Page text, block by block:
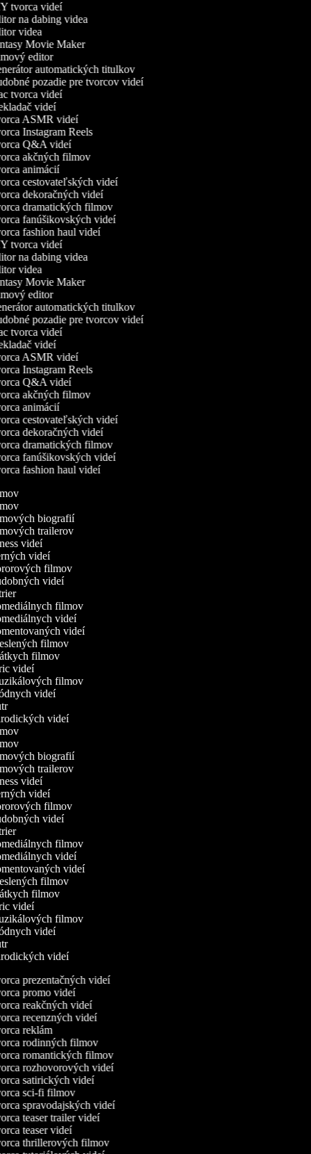
tvorca videí
na dabing videa
videa
Movie Maker
editor
automatických titulkov
pozadie pre tvorcov videí
tvorca videí
videí
ASMR videí
Instagram Reels
Q&A videí
akčných filmov
animácií
cestovateľských videí
dekoračných videí
dramatických filmov
fanúšikovských videí
fashion haul videí
tvorca videí
na dabing videa
videa
Movie Maker
editor
automatických titulkov
pozadie pre tvorcov videí
tvorca videí
videí
ASMR videí
Instagram Reels
Q&A videí
akčných filmov
animácií
cestovateľských videí
dekoračných videí
dramatických filmov
fanúšikovských videí
fashion haul videí
biografií
trailerov
videí
videí
filmov
videí
filmov
videí
videí
filmov
filmov
videí
filmov
videí
videí
biografií
trailerov
videí
videí
filmov
videí
filmov
videí
videí
filmov
filmov
videí
filmov
videí
videí
prezentačných videí
promo videí
reakčných videí
recenzných videí
reklám
rodinných filmov
romantických filmov
rozhovorových videí
satirických videí
sci-fi filmov
spravodajských videí
teaser trailer videí
teaser videí
thrillerových filmov